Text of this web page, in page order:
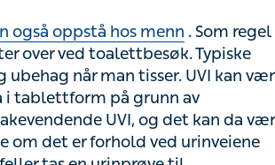
på grunn av plagsomme
og det kan da være nødvendig med
urinveiene som disponerer for
bakteriedyrkning for å se hvilke
i mål ved å skifte antibiotika.
og man kan da få høy